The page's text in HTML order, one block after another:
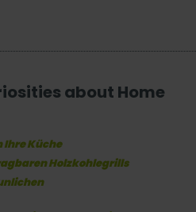
about Home
Ihre Küche
Holzkohlegrills